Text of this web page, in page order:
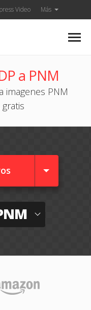
Video Más
a PNM
imagenes PNM